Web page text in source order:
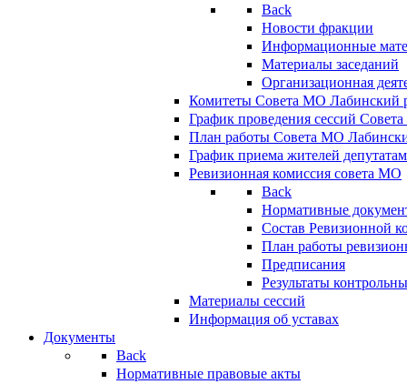
Back
Новости фракции
Информационные
Материалы заседаний
Организационная
Комитеты Совета МО Лабинский
График проведения сессий
План работы Совета МО
График приема жителей
Ревизионная комиссия совета МО
Back
Нормативные
Состав Ревизионной
План работы
Предписания
Результаты
Материалы сессий
Информация об уставах
Документы
Back
Нормативные правовые акты